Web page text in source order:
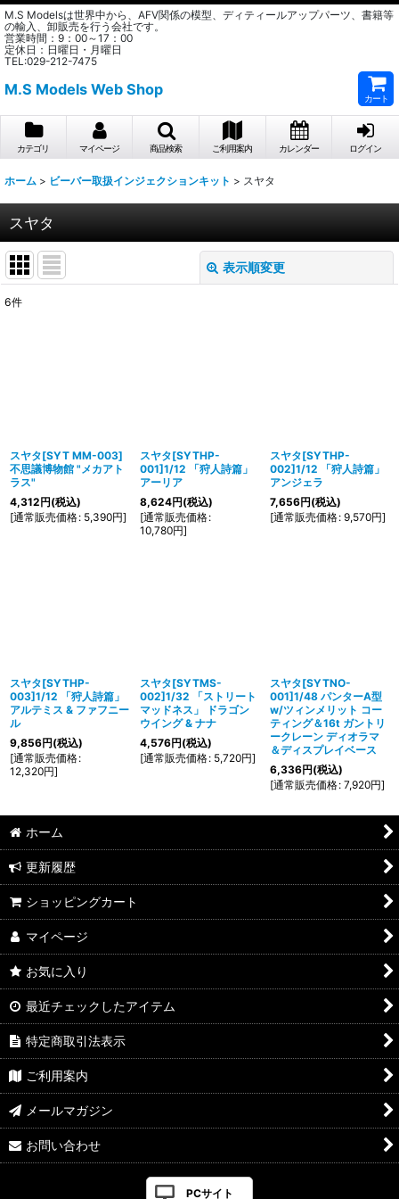
M.S Modelsは世界中から、AFV関係の模型、ディティールアップパーツ、書籍等
の輸入、卸販売を行う会社です。
営業時間：9：00～17：00
定休日：日曜日・月曜日
TEL:029-212-7475
M.S Models Web Shop
カート
カテゴリ マイページ 商品検索 ご利用案内 カレンダー ログイン
ホーム > ビーバー取扱インジェクションキット > スヤタ
スヤタ
表示順変更
6件
スヤタ[SYT MM-003]
不思議博物館 "メカアト
ラス"
4,312円(税込)
[通常販売価格: 5,390円]
スヤタ[SYTHP-
001]1/12 「狩人詩篇」
アーリア
8,624円(税込)
[通常販売価格:
10,780円]
スヤタ[SYTHP-
002]1/12 「狩人詩篇」
アンジェラ
7,656円(税込)
[通常販売価格: 9,570円]
スヤタ[SYTHP-
003]1/12 「狩人詩篇」
アルテミス & ファフニー
ル
9,856円(税込)
[通常販売価格:
12,320円]
スヤタ[SYTMS-
002]1/32 「ストリート
マッドネス」 ドラゴン
ウイング & ナナ
4,576円(税込)
[通常販売価格: 5,720円]
スヤタ[SYTNO-
001]1/48 パンターA型
w/ツィンメリット コー
ティング＆16t ガントリ
ークレーン ディオラマ
＆ディスプレイベース
6,336円(税込)
[通常販売価格: 7,920円]
ホーム
更新履歴
ショッピングカート
マイページ
お気に入り
最近チェックしたアイテム
特定商取引法表示
ご利用案内
メールマガジン
お問い合わせ
PCサイト